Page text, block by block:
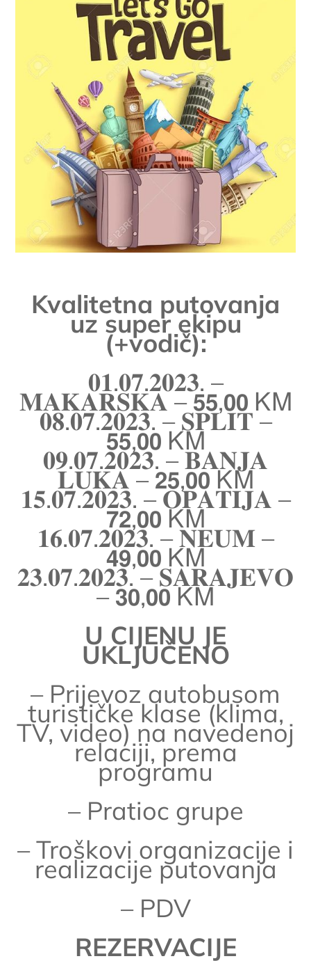
Kvalitetna putovanja
uz super ekipu
(+vodič):
𝟎𝟏.𝟎𝟕.𝟐𝟎𝟐𝟑. –
𝐌𝐀𝐊𝐀𝐑𝐒𝐊𝐀 – 𝟱𝟱,𝟬𝟬 ᏦᎷ
𝟎𝟖.𝟎𝟕.𝟐𝟎𝟐𝟑. – 𝐒𝐏𝐋𝐈𝐓 –
𝟱𝟱,𝟬𝟬 ᏦᎷ
𝟎𝟗.𝟎𝟕.𝟐𝟎𝟐𝟑. – 𝐁𝐀𝐍𝐉𝐀
𝐋𝐔𝐊𝐀 – 𝟮𝟱,𝟬𝟬 ᏦᎷ
𝟏𝟓.𝟎𝟕.𝟐𝟎𝟐𝟑. – 𝐎𝐏𝐀𝐓𝐈𝐉𝐀 –
𝟳𝟮,𝟬𝟬 ᏦᎷ
𝟏𝟔.𝟎𝟕.𝟐𝟎𝟐𝟑. – 𝐍𝐄𝐔𝐌 –
𝟰𝟵,𝟬𝟬 ᏦᎷ
𝟐𝟑.𝟎𝟕.𝟐𝟎𝟐𝟑. – 𝐒𝐀𝐑𝐀𝐉𝐄𝐕𝐎
– 𝟯𝟬,𝟬𝟬 ᏦᎷ
U CIJENU JE
UKLJUČENO
– Prijevoz autobusom
turističke klase (klima,
TV, video) na navedenoj
relaciji, prema
programu
– Pratioc grupe
– Troškovi organizacije i
realizacije putovanja
– PDV
REZERVACIJE